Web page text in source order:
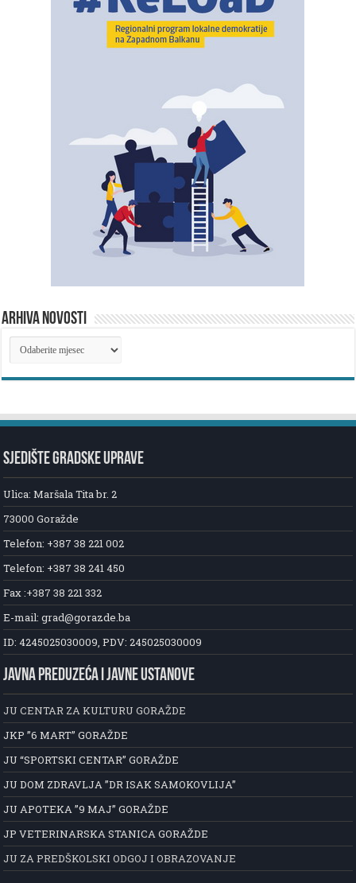
ARHIVA NOVOSTI
ARHIVA
NOVOSTI
SJEDIŠTE GRADSKE UPRAVE
Ulica: Maršala Tita br. 2
73000 Goražde
Telefon: +387 38 221 002
Telefon: +387 38 241 450
Fax :+387 38 221 332
E-mail: grad@gorazde.ba
ID: 4245025030009, PDV: 245025030009
JAVNA PREDUZEĆA I JAVNE USTANOVE
JU CENTAR ZA KULTURU GORAŽDE
JKP ”6 MART” GORAŽDE
JU “SPORTSKI CENTAR” GORAŽDE
JU DOM ZDRAVLJA ”DR ISAK SAMOKOVLIJA”
JU APOTEKA ”9 MAJ” GORAŽDE
JP VETERINARSKA STANICA GORAŽDE
JU ZA PREDŠKOLSKI ODGOJ I OBRAZOVANJE